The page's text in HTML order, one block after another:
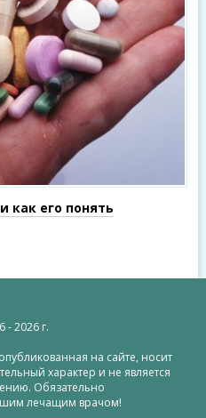
как его понять
2026 г.
на сайте, носит
характер и не является
Обязательно
лечащим врачом!